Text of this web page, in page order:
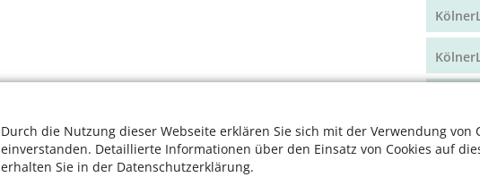
Durch die Nutzung dieser Webseite erklären Sie sich mit der Verwendung von
einverstanden. Detaillierte Informationen über den Einsatz von Cookies auf
erhalten Sie in der Datenschutzerklärung.